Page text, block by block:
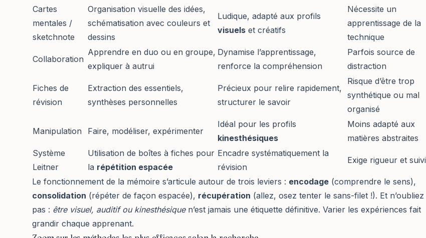
Cartes
mentales /
sketchnote
Organisation visuelle des idées,
schématisation avec couleurs et
dessins
Ludique, adapté aux profils
visuels et créatifs
Nécessite un
apprentissage de la
technique
Collaboration
Apprendre en duo ou en groupe,
expliquer à autrui
Dynamise l’apprentissage,
renforce la compréhension
Parfois source de
distraction
Fiches de
révision
Extraction des essentiels,
synthèses personnelles
Précieux pour relire rapidement,
structurer le savoir
Risque d’être trop
synthétique ou mal
organisé
Manipulation Faire, modéliser, expérimenter
Idéal pour les profils
kinesthésiques
Moins adapté aux
matières abstraites
Système
Leitner
Utilisation de boîtes à fiches pour
la répétition espacée
Encadre systématiquement la
révision
Exige rigueur et suivi
Le fonctionnement de la mémoire s’articule autour de trois leviers : encodage (comprendre le sens),
consolidation (répéter de façon espacée), récupération (allez, osez tenter le sans-filet !). Et n’oubliez
pas : être visuel, auditif ou kinesthésiquen’est jamais une étiquette définitive. Varier les expériences fait
grandir chaque apprenant.